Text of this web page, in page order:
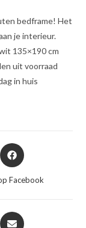
bedframe! Het
je interieur.
135×190 cm
uit voorraad
in huis
Opent
in
nieuw
Facebook
Opent